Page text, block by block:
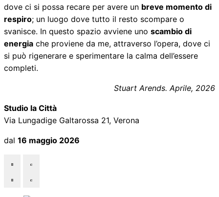
dove ci si possa recare per avere un breve momento di
respiro; un luogo dove tutto il resto scompare o
svanisce. In questo spazio avviene uno scambio di
energia che proviene da me, attraverso l’opera, dove ci
si può rigenerare e sperimentare la calma dell’essere
completi.
Stuart Arends. Aprile, 2026
Studio la Città
Via Lungadige Galtarossa 21, Verona
dal 16 maggio 2026